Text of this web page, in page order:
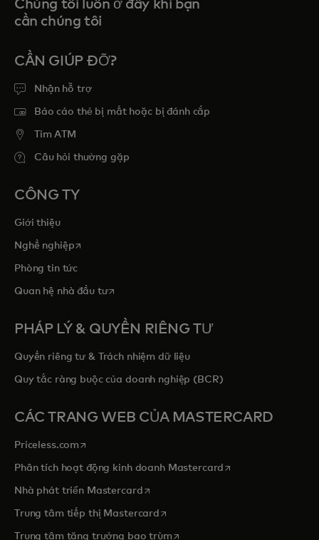
Chúng tôi luôn ở đây khi bạn
cần chúng tôi
CẦN GIÚP ĐỠ?
Nhận hỗ trợ
Báo cáo thẻ bị mất hoặc bị đánh cắp
Tim ATM
Câu hỏi thường gặp
CÔNG TY
Giới thiệu
Nghề nghiệpopens in a new tab
Phòng tin tức
Quan hệ nhà đầu tưopens in a new tab
PHÁP LÝ & QUYỀN RIÊNG TƯ
Quyền riêng tư & Trách nhiệm dữ liệu
Quy tắc ràng buộc của doanh nghiệp (BCR)
CÁC TRANG WEB CỦA MASTERCARD
Priceless.com opens in a new tab
Phân tích hoạt động kinh doanh Mastercard opens in a new tab
Nhà phát triển Mastercardopens in a new tab
Trung tâm tiếp thị Mastercardopens in a new tab
Trung tâm tăng trưởng bao trùmopens in a new tab